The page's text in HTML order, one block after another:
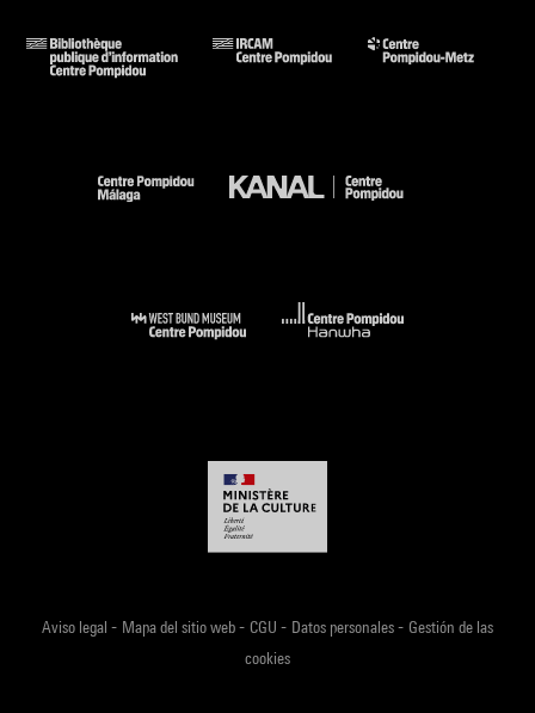
Aviso legal - Mapa del sitio web- CGU - Datos personales- Gestión de las
cookies